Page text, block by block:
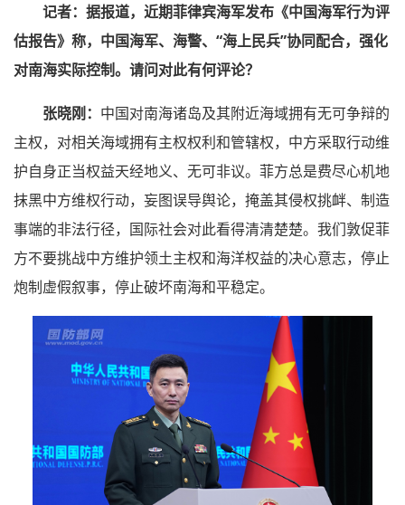
记者：据报道，近期菲律宾海军发布《中国海军行为评
估报告》称，中国海军、海警、“海上民兵”协同配合，强化
对南海实际控制。请问对此有何评论？
张晓刚： 中国对南海诸岛及其附近海域拥有无可争辩的
主权，对相关海域拥有主权权利和管辖权，中方采取行动维
护自身正当权益天经地义、无可非议。菲方总是费尽心机地
抹黑中方维权行动，妄图误导舆论，掩盖其侵权挑衅、制造
事端的非法行径，国际社会对此看得清清楚楚。我们敦促菲
方不要挑战中方维护领土主权和海洋权益的决心意志，停止
炮制虚假叙事，停止破坏南海和平稳定。